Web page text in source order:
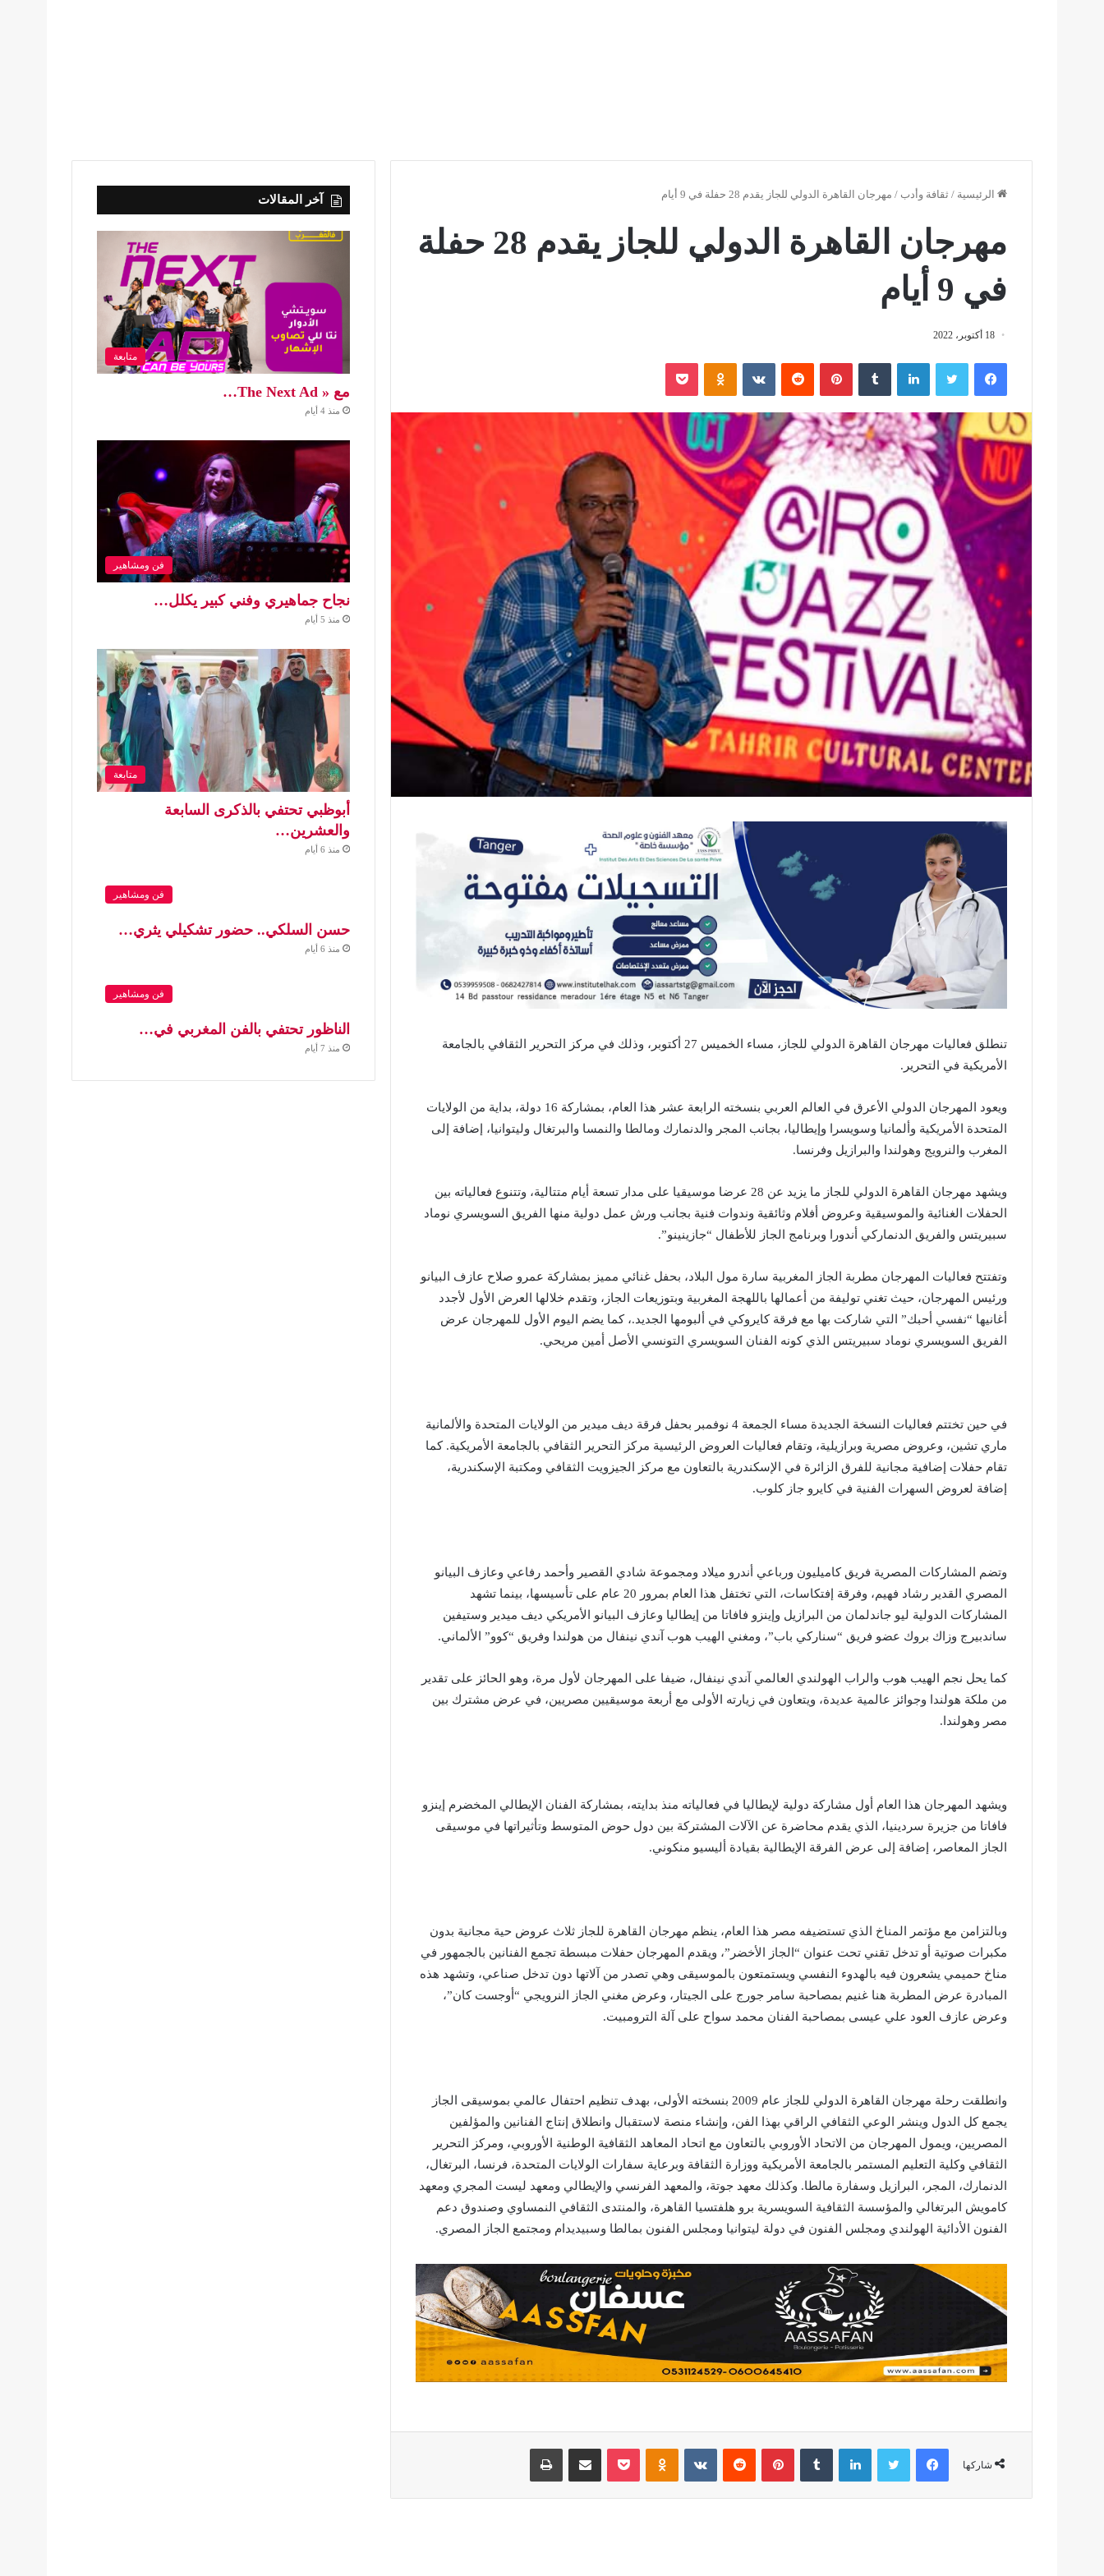
الرئيسية / ثقافة وأدب / مهرجان القاهرة الدولي للجاز يقدم 28 حفلة في 9 أيام
مهرجان القاهرة الدولي للجاز يقدم 28 حفلة
في 9 أيام
18 أكتوبر، 2022
فيسبوك تويتر لينكدإن بينتيريست Odnoklassniki
بوكيت
تنطلق فعاليات مهرجان القاهرة الدولي للجاز، مساء الخميس 27 أكتوبر، وذلك في مركز التحرير الثقافي بالجامعة
الأمريكية في التحرير.
ويعود المهرجان الدولي الأعرق في العالم العربي بنسخته الرابعة عشر هذا العام، بمشاركة 16 دولة، بداية من الولايات
المتحدة الأمريكية وألمانيا وسويسرا وإيطاليا، بجانب المجر والدنمارك ومالطا والنمسا والبرتغال وليتوانيا، إضافة إلى
المغرب والنرويج وهولندا والبرازيل وفرنسا.
ويشهد مهرجان القاهرة الدولي للجاز ما يزيد عن 28 عرضا موسيقيا على مدار تسعة أيام متتالية، وتتنوع فعالياته بين
الحفلات الغنائية والموسيقية وعروض أفلام وثائقية وندوات فنية بجانب ورش عمل دولية منها الفريق السويسري نوماد
سبيريتس والفريق الدنماركي أندورا وبرنامج الجاز للأطفال “جازينينو”.
وتفتتح فعاليات المهرجان مطربة الجاز المغربية سارة مول البلاد، بحفل غنائي مميز بمشاركة عمرو صلاح عازف البيانو
ورئيس المهرجان، حيث تغني توليفة من أعمالها باللهجة المغربية وبتوزيعات الجاز، وتقدم خلالها العرض الأول لأجدد
أغانيها “نفسي أحبك” التي شاركت بها مع فرقة كايروكي في ألبومها الجديد.، كما يضم اليوم الأول للمهرجان عرض
الفريق السويسري نوماد سبيريتس الذي كونه الفنان السويسري التونسي الأصل أمين مريحي.
في حين تختتم فعاليات النسخة الجديدة مساء الجمعة 4 نوفمبر بحفل فرقة ديف ميدير من الولايات المتحدة والألمانية
ماري تشين، وعروض مصرية وبرازيلية، وتقام فعاليات العروض الرئيسية مركز التحرير الثقافي بالجامعة الأمريكية. كما
تقام حفلات إضافية مجانية للفرق الزائرة في الإسكندرية بالتعاون مع مركز الجيزويت الثقافي ومكتبة الإسكندرية،
إضافة لعروض السهرات الفنية في كايرو جاز كلوب.
وتضم المشاركات المصرية فريق كاميليون ورباعي أندرو ميلاد ومجموعة شادي القصير وأحمد رفاعي وعازف البيانو
المصري القدير رشاد فهيم، وفرقة إفتكاسات، التي تختفل هذا العام بمرور 20 عام على تأسيسها، بينما تشهد
المشاركات الدولية ليو جاندلمان من البرازيل وإينزو فافاتا من إيطاليا وعازف البيانو الأمريكي ديف ميدير وستيفين
ساندبيرج وزاك بروك عضو فريق “سناركي باب”، ومغني الهيب هوب آندي نينفال من هولندا وفريق “كوو” الألماني.
كما يحل نجم الهيب هوب والراب الهولندي العالمي آندي نينفال، ضيفا على المهرجان لأول مرة، وهو الحائز على تقدير
من ملكة هولندا وجوائز عالمية عديدة، ويتعاون في زيارته الأولى مع أربعة موسيقيين مصريين، في عرض مشترك بين
مصر وهولندا.
ويشهد المهرجان هذا العام أول مشاركة دولية لإيطاليا في فعالياته منذ بدايته، بمشاركة الفنان الإيطالي المخضرم إينزو
فافاتا من جزيرة سردينيا، الذي يقدم محاضرة عن الآلات المشتركة بين دول حوض المتوسط وتأثيراتها في موسيقى
الجاز المعاصر، إضافة إلى عرض الفرقة الإيطالية بقيادة أليسيو منكوني.
وبالتزامن مع مؤتمر المناخ الذي تستضيفه مصر هذا العام، ينظم مهرجان القاهرة للجاز ثلاث عروض حية مجانية بدون
مكبرات صوتية أو تدخل تقني تحت عنوان “الجاز الأخضر”، ويقدم المهرجان حفلات مبسطة تجمع الفنانين بالجمهور في
مناخ حميمي يشعرون فيه بالهدوء النفسي ويستمتعون بالموسيقى وهي تصدر من آلاتها دون تدخل صناعي، وتشهد هذه
المبادرة عرض المطربة هنا غنيم بمصاحبة سامر جورج على الجيتار، وعرض مغني الجاز النرويجي “أوجست كان”،
وعرض عازف العود علي عيسى بمصاحبة الفنان محمد سواح على آلة الترومبيت.
وانطلقت رحلة مهرجان القاهرة الدولي للجاز عام 2009 بنسخته الأولى، بهدف تنظيم احتفال عالمي بموسيقى الجاز
يجمع كل الدول وينشر الوعي الثقافي الراقي بهذا الفن، وإنشاء منصة لاستقبال وانطلاق إنتاج الفنانين والمؤلفين
المصريين، ويمول المهرجان من الاتحاد الأوروبي بالتعاون مع اتحاد المعاهد الثقافية الوطنية الأوروبي، ومركز التحرير
الثقافي وكلية التعليم المستمر بالجامعة الأمريكية ووزارة الثقافة وبرعاية سفارات الولايات المتحدة، فرنسا، البرتغال،
الدنمارك، المجر، البرازيل وسفارة مالطا. وكذلك معهد جوتة، والمعهد الفرنسي والإيطالي ومعهد ليست المجري ومعهد
كامويش البرتغالي والمؤسسة الثقافية السويسرية برو هلفتسيا القاهرة، والمنتدى الثقافي النمساوي وصندوق دعم
الفنون الأدائية الهولندي ومجلس الفنون في دولة ليتوانيا ومجلس الفنون بمالطا وسبيديدام ومجتمع الجاز المصري.
شاركها
فيسبوك تويتر لينكدإن بينتيريست Odnoklassniki
بوكيت مشاركة عبر البريد طباعة
آخر المقالات
متابعة
مع « The Next Ad…
منذ 4 أيام
فن ومشاهير
نجاح جماهيري وفني كبير يكلل…
منذ 5 أيام
متابعة
أبوظبي تحتفي بالذكرى السابعة
والعشرين…
منذ 6 أيام
فن ومشاهير
حسن السلكي.. حضور تشكيلي يثري…
منذ 6 أيام
فن ومشاهير
الناظور تحتفي بالفن المغربي في…
منذ 7 أيام